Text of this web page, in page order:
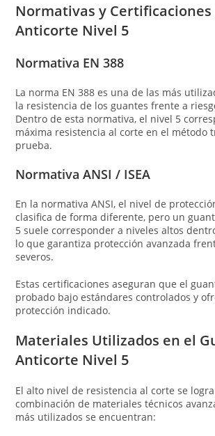
Normativas y
Anticorte Nivel 5
Normativa EN 388
La norma EN 388 es una de las más
la resistencia de los guantes frente a
Dentro de esta normativa, el nivel 5
máxima resistencia al corte en el método
prueba.
Normativa ANSI / ISEA
En la normativa ANSI, el nivel de
clasifica de forma diferente, pero un
5 suele corresponder a niveles altos
lo que garantiza protección avanzada
severos.
Estas certificaciones aseguran que el
probado bajo estándares controlados y
protección indicado.
Materiales Utilizados en el
Anticorte Nivel 5
El alto nivel de resistencia al corte se
combinación de materiales técnicos
más utilizados se encuentran: